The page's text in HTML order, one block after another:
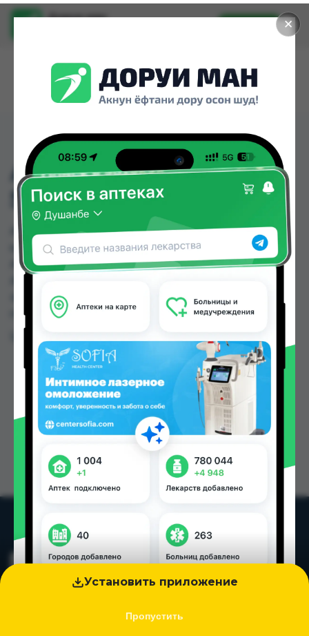
✕
Установить приложение
Пропустить
Доруи ман
Установить
АНГИСАРТАН-Г ТБ
50МГ/12,5МГ №14
АНГИСАРТАН-Г ТБ 50МГ/12,5МГ №14 можно
купить или заказать в аптеках, Абубакри Карим,
Авиценна, АЗИЗ ВАКО , Алишер-К, Аптека + 24/7,
44.80 TJS до 58.08 TJS в Душанбе и других
городах Таджикистана